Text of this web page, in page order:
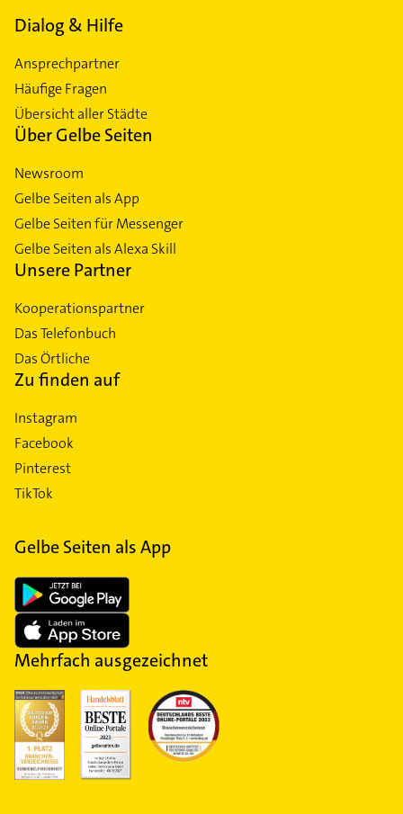
Dialog & Hilfe
Ansprechpartner
Häufige Fragen
Übersicht aller Städte
Über Gelbe Seiten
Newsroom
Gelbe Seiten als App
Gelbe Seiten für Messenger
Gelbe Seiten als Alexa Skill
Unsere Partner
Kooperationspartner
Das Telefonbuch
Das Örtliche
Zu finden auf
Instagram
Facebook
Pinterest
TikTok
Gelbe Seiten als App
Mehrfach ausgezeichnet